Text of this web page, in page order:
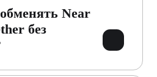
Near
без